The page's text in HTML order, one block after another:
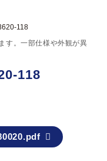
118
す。一部仕様や外観が異
118